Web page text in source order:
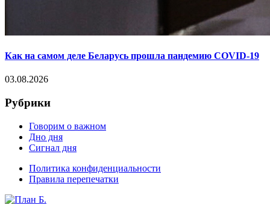
Как на самом деле Беларусь прошла пандемию COVID-19
03.08.2026
Рубрики
Говорим о важном
Дно дня
Сигнал дня
Политика конфиденциальности
Правила перепечатки